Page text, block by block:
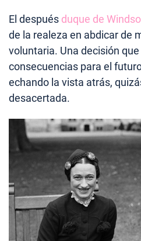
El después duque de
de la realeza en abdicar de
voluntaria. Una decisión
consecuencias para el
echando la vista atrás,
desacertada.